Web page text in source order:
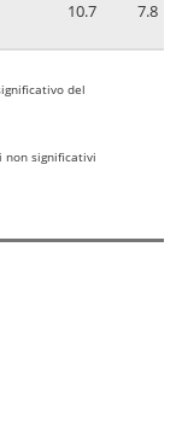
10.7 7.8
del
non significativi